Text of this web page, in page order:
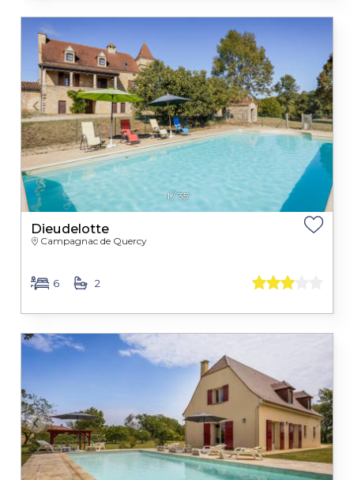
1/35
Dieudelotte
Campagnac de Quercy
6 2